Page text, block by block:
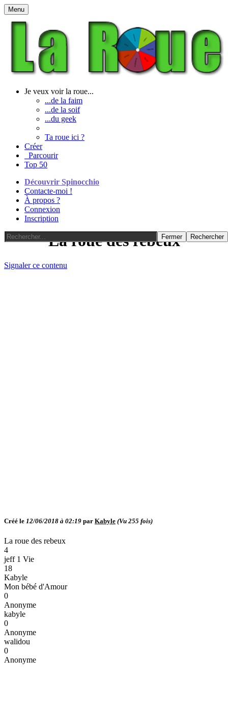
Menu
Je veux voir la roue...
...de la faim
...de la soif
...du geek
Ta roue ici ?
Créer
Parcourir
Top 50
Découvrir Spinocchio
Contacte-moi !
À propos ?
Connexion
Inscription
Fermer Rechercher
La roue des rebeux
Signaler ce contenu
Créé le 12/06/2018 à 02:19 par Kabyle (Vu 255 fois)
La roue des rebeux
4
jeff 1 Vie
18
Kabyle
Mon bébé d'Amour
0
Anonyme
kabyle
0
Anonyme
walidou
0
Anonyme